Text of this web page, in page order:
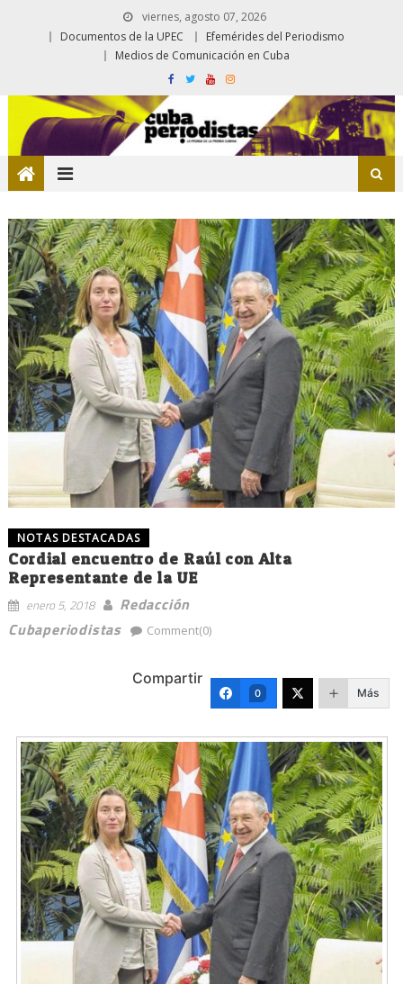
viernes, agosto 07, 2026
Documentos de la UPEC
Efemérides del Periodismo
Medios de Comunicación en Cuba
NOTAS DESTACADAS
Cordial encuentro de Raúl con Alta
Representante de la UE
enero 5, 2018
Redacción
Cubaperiodistas
Comment(0)
Compartir
0 Más